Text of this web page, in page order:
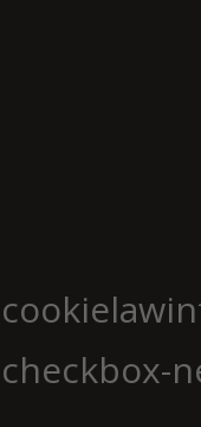
checkbox-